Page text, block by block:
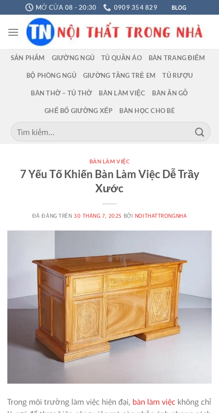
Chuyển
đến
nội
MỞ CỬA 08 - 20:30 0909 354 829 BLOG
SẢN PHẨM GIƯỜNG NGỦ TỦ QUẦN ÁO BÀN TRANG ĐIỂM
BỘ PHÒNG NGỦ GIƯỜNG TẦNG TRẺ EM TỦ RƯỢU
BÀN THỜ – TỦ THỜ BÀN LÀM VIỆC BÀN ĂN GỖ
GHẾ BỐ GIƯỜNG XẾP BÀN HỌC CHO BÉ
Tìm
kiếm:
BÀN LÀM VIỆC
7 Yếu Tố Khiến Bàn Làm Việc Dễ Trầy
Xước
ĐÃ ĐĂNG TRÊN 30 THÁNG 7, 2025 BỞI NOITHATTRONGNHA
Trong môi trường làm việc hiện đại, bàn làm việc không chỉ